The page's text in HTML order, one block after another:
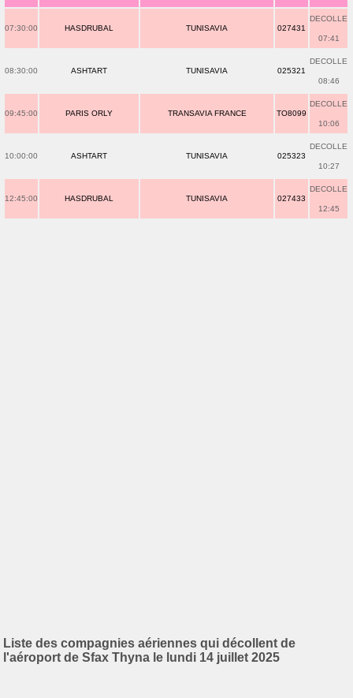
07:30:00 HASDRUBAL TUNISAVIA 027431
DECOLLE
07:41
08:30:00 ASHTART TUNISAVIA 025321
DECOLLE
08:46
09:45:00 PARIS ORLY TRANSAVIA FRANCE TO8099
DECOLLE
10:06
10:00:00 ASHTART TUNISAVIA 025323
DECOLLE
10:27
12:45:00 HASDRUBAL TUNISAVIA 027433
DECOLLE
12:45
Liste des compagnies aériennes qui décollent de
l'aéroport de Sfax Thyna le lundi 14 juillet 2025